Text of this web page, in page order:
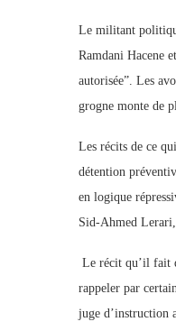
Le militant
Ramdani Hacene
autorisée”. Les
grogne monte de
Les récits de ce
détention
en logique
Sid-Ahmed Lerari,
Le récit qu’il fait
rappeler par
juge d’instruction